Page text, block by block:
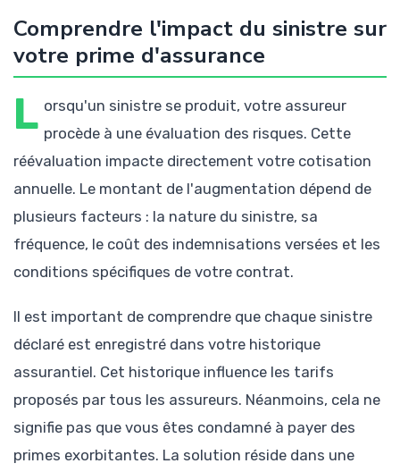
Comprendre l'impact du sinistre sur
votre prime d'assurance
L orsqu'un sinistre se produit, votre assureur
procède à une évaluation des risques. Cette
réévaluation impacte directement votre cotisation
annuelle. Le montant de l'augmentation dépend de
plusieurs facteurs : la nature du sinistre, sa
fréquence, le coût des indemnisations versées et les
conditions spécifiques de votre contrat.
Il est important de comprendre que chaque sinistre
déclaré est enregistré dans votre historique
assurantiel. Cet historique influence les tarifs
proposés par tous les assureurs. Néanmoins, cela ne
signifie pas que vous êtes condamné à payer des
primes exorbitantes. La solution réside dans une